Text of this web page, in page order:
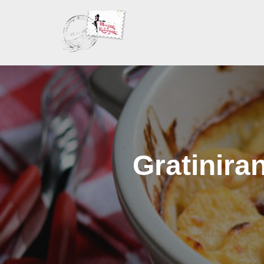
sadržaj